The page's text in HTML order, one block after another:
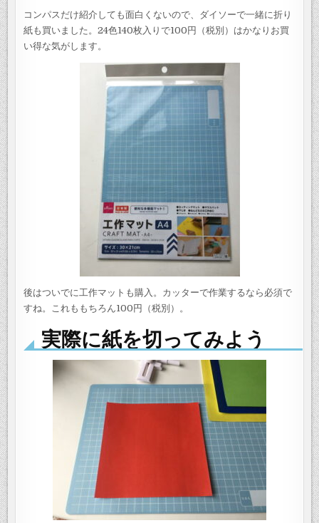
コンパスだけ紹介しても面白くないので、ダイソーで一緒に折り
紙も買いました。24色140枚入りで100円（税別）はかなりお買
い得な気がします。
後はついでに工作マットも購入。カッターで作業するなら必須で
すね。これももちろん100円（税別）。
実際に紙を切ってみよう